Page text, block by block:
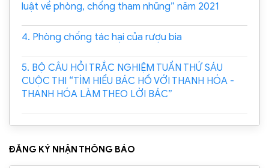
luật về phòng, chống tham nhũng” năm 2021
4. Phòng chống tác hại của rượu bia
5. BỘ CÂU HỎI TRẮC NGHIỆM TUẦN THỨ SÁU
CUỘC THI “TÌM HIỂU BÁC HỒ VỚI THANH HÓA -
THANH HÓA LÀM THEO LỜI BÁC”
ĐĂNG KÝ NHẬN THÔNG BÁO